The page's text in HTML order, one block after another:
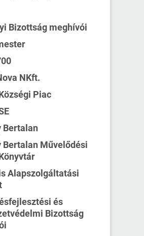
Bizottság meghívói
NKft.
Piac
Bertalan
Bertalan Művelődési
Alapszolgáltatási
és
Bizottság